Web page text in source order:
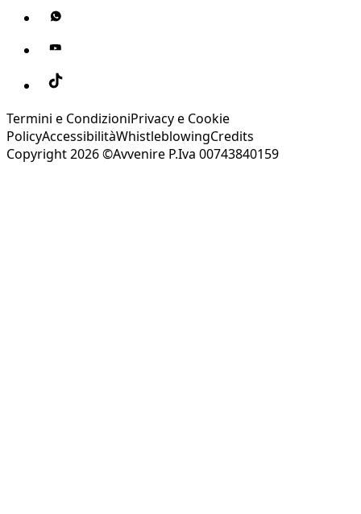
Termini e CondizioniPrivacy e Cookie
PolicyAccessibilitàWhistleblowingCredits
Copyright 2026 ©Avvenire P.Iva 00743840159